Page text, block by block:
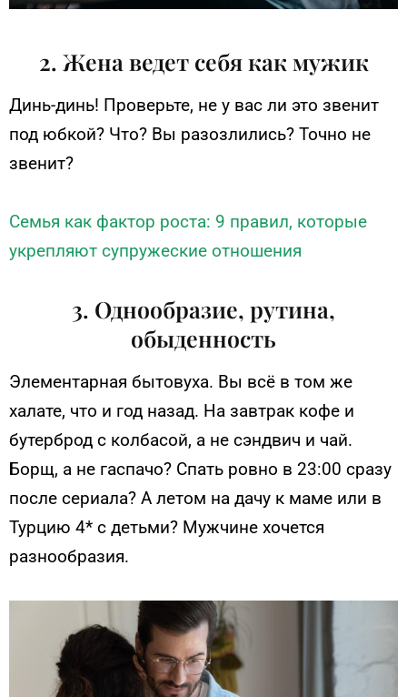
2. Жена ведет себя как мужик
Динь-динь! Проверьте, не у вас ли это звенит
под юбкой? Что? Вы разозлились? Точно не
звенит?
Семья как фактор роста: 9 правил, которые
укрепляют супружеские отношения
3. Однообразие, рутина,
обыденность
Элементарная бытовуха. Вы всё в том же
халате, что и год назад. На завтрак кофе и
бутерброд с колбасой, а не сэндвич и чай.
Борщ, а не гаспачо? Спать ровно в 23:00 сразу
после сериала? А летом на дачу к маме или в
Турцию 4* с детьми? Мужчине хочется
разнообразия.